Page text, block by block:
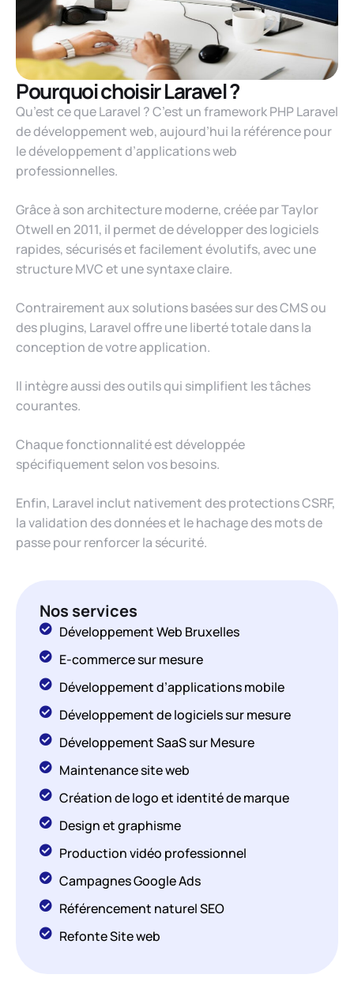
Pourquoi choisir Laravel ?
Qu’est ce que Laravel ? C’est un framework PHP Laravel
de développement web, aujourd’hui la référence pour
le développement d’applications web
professionnelles.
Grâce à son architecture moderne, créée par Taylor
Otwell en 2011, il permet de développer des logiciels
rapides, sécurisés et facilement évolutifs, avec une
structure MVC et une syntaxe claire.
Contrairement aux solutions basées sur des CMS ou
des plugins, Laravel offre une liberté totale dans la
conception de votre application.
Il intègre aussi des outils qui simplifient les tâches
courantes.
Chaque fonctionnalité est développée
spécifiquement selon vos besoins.
Enfin, Laravel inclut nativement des protections CSRF,
la validation des données et le hachage des mots de
passe pour renforcer la sécurité.
Nos services
Développement Web Bruxelles
E-commerce sur mesure
Développement d’applications mobile
Développement de logiciels sur mesure
Développement SaaS sur Mesure
Maintenance site web
Création de logo et identité de marque
Design et graphisme
Production vidéo professionnel
Campagnes Google Ads
Référencement naturel SEO
Refonte Site web